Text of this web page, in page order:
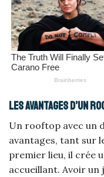
Les avantages d’un
Un rooftop avec un
avantages, tant sur
premier lieu, il crée
accueillant. Avoir un